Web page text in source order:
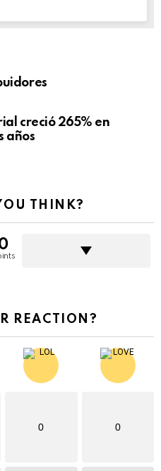
creció 265% en
años
THINK?
REACTION?
0 0